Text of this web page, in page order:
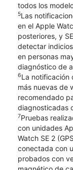
todos los
5Las
en el Apple
posteriores, y
detectar
en personas
diagnóstico de
6La notificación
más nuevas de
recomendado
diagnosticadas
7Pruebas
con unidades
Watch SE 2
conectada con
probados con